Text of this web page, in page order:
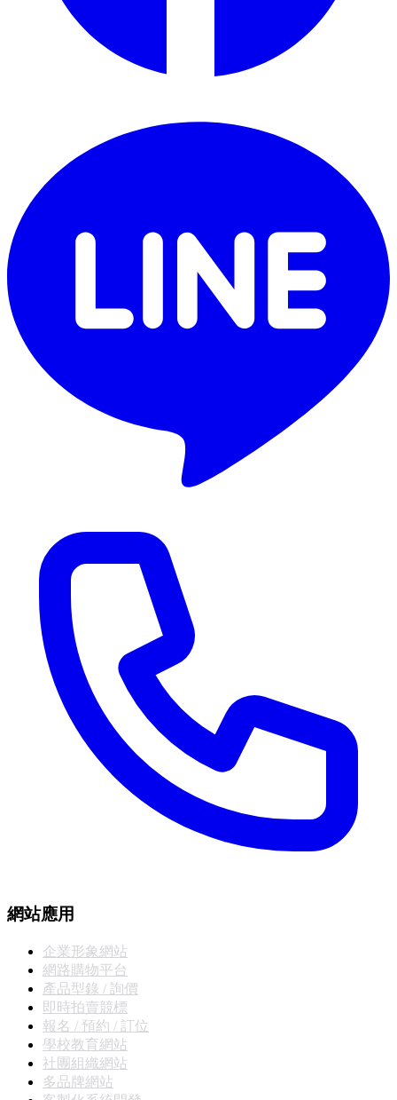
網站應用
企業形象網站
網路購物平台
產品型錄 / 詢價
即時拍賣競標
報名 / 預約 / 訂位
學校教育網站
社團組織網站
多品牌網站